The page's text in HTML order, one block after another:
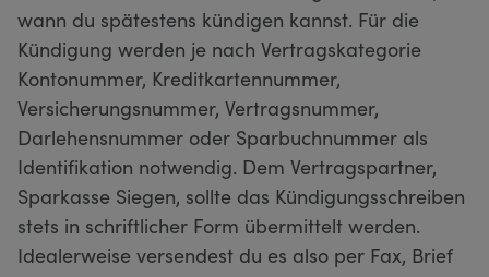
wann du spätestens kündigen kannst. Für die
Kündigung werden je nach Vertragskategorie
Kontonummer, Kreditkartennummer,
Versicherungsnummer, Vertragsnummer,
Darlehensnummer oder Sparbuchnummer als
Identifikation notwendig. Dem Vertragspartner,
Sparkasse Siegen, sollte das Kündigungsschreiben
stets in schriftlicher Form übermittelt werden.
Idealerweise versendest du es also per Fax, Brief